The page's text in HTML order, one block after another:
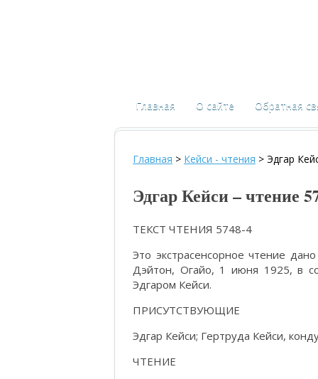
Главная О сайте Обратная
Главная > Кейси - чтения > Эдгар
Эдгар Кейси – чтение
ТЕКСТ ЧТЕНИЯ 5748-4
Это экстрасенсорное чтение
Дэйтон, Огайо, 1 июня 1925, в
Эдгаром Кейси.
ПРИСУТСТВУЮЩИЕ
Эдгар Кейси; Гертруда Кейси,
ЧТЕНИЕ